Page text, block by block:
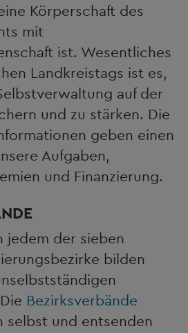
Körperschaft des
mit
ist. Wesentliches
Landkreistags ist es,
auf der
und zu stärken. Die
geben einen
Aufgaben,
und Finanzierung.
jedem der sieben
bilden
Bezirksverbände
selbst und entsenden